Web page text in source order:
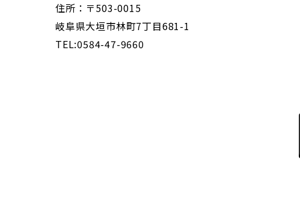
住所：〒503-0015
岐阜県大垣市林町7丁目681-1
TEL:0584-47-9660